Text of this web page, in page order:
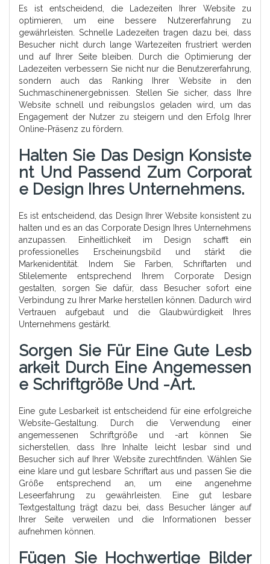
Es ist entscheidend, die Ladezeiten Ihrer Website zu
optimieren, um eine bessere Nutzererfahrung zu
gewährleisten. Schnelle Ladezeiten tragen dazu bei, dass
Besucher nicht durch lange Wartezeiten frustriert werden
und auf Ihrer Seite bleiben. Durch die Optimierung der
Ladezeiten verbessern Sie nicht nur die Benutzererfahrung,
sondern auch das Ranking Ihrer Website in den
Suchmaschinenergebnissen. Stellen Sie sicher, dass Ihre
Website schnell und reibungslos geladen wird, um das
Engagement der Nutzer zu steigern und den Erfolg Ihrer
Online-Präsenz zu fördern.
Halten Sie Das Design Konsiste
Nt Und Passend Zum Corporat
E Design Ihres Unternehmens.
Es ist entscheidend, das Design Ihrer Website konsistent zu
halten und es an das Corporate Design Ihres Unternehmens
anzupassen. Einheitlichkeit im Design schafft ein
professionelles Erscheinungsbild und stärkt die
Markenidentität. Indem Sie Farben, Schriftarten und
Stilelemente entsprechend Ihrem Corporate Design
gestalten, sorgen Sie dafür, dass Besucher sofort eine
Verbindung zu Ihrer Marke herstellen können. Dadurch wird
Vertrauen aufgebaut und die Glaubwürdigkeit Ihres
Unternehmens gestärkt.
Sorgen Sie Für Eine Gute Lesb
Arkeit Durch Eine Angemessen
E Schriftgröße Und -art.
Eine gute Lesbarkeit ist entscheidend für eine erfolgreiche
Website-Gestaltung. Durch die Verwendung einer
angemessenen Schriftgröße und -art können Sie
sicherstellen, dass Ihre Inhalte leicht lesbar sind und
Besucher sich auf Ihrer Website zurechtfinden. Wählen Sie
eine klare und gut lesbare Schriftart aus und passen Sie die
Größe entsprechend an, um eine angenehme
Leseerfahrung zu gewährleisten. Eine gut lesbare
Textgestaltung trägt dazu bei, dass Besucher länger auf
Ihrer Seite verweilen und die Informationen besser
aufnehmen können.
Fügen Sie Hochwertige Bilder